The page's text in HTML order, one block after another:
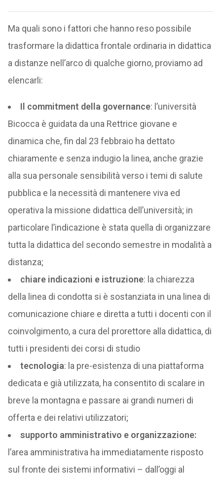
Ma quali sono i fattori che hanno reso possibile
trasformare la didattica frontale ordinaria in didattica
a distanze nell’arco di qualche giorno, proviamo ad
elencarli:
Il commitment della governance: l’università
Bicocca è guidata da una Rettrice giovane e
dinamica che, fin dal 23 febbraio ha dettato
chiaramente e senza indugio la linea, anche grazie
alla sua personale sensibilità verso i temi di salute
pubblica e la necessità di mantenere viva ed
operativa la missione didattica dell’università; in
particolare l’indicazione è stata quella di organizzare
tutta la didattica del secondo semestre in modalità a
distanza;
chiare indicazioni e istruzione: la chiarezza
della linea di condotta si è sostanziata in una linea di
comunicazione chiare e diretta a tutti i docenti con il
coinvolgimento, a cura del prorettore alla didattica, di
tutti i presidenti dei corsi di studio
tecnologia: la pre-esistenza di una piattaforma
dedicata e già utilizzata, ha consentito di scalare in
breve la montagna e passare ai grandi numeri di
offerta e dei relativi utilizzatori;
supporto amministrativo e organizzazione:
l’area amministrativa ha immediatamente risposto
sul fronte dei sistemi informativi – dall’oggi al